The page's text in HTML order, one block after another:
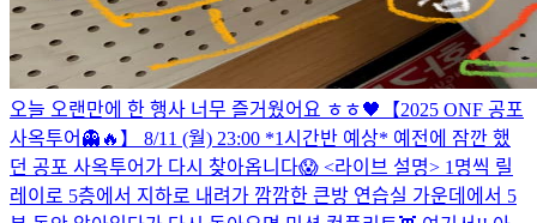
오늘 오랜만에 한 행사 너무 즐거웠어요 ㅎㅎ🖤
【2025 ONF 공포
사옥투어👻🔥】 8/11 (월) 23:00 *1시간반 예상* 예전에 잠깐 했
던 공포 사옥투어가 다시 찾아옵니다😱 <라이브 설명> 1명씩 릴
레이로 5층에서 지하로 내려가 깜깜한 큰방 연습실 가운데에서 5